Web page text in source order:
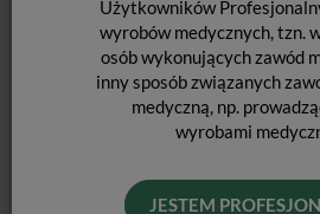
Użytkowników
wyrobów medycznych, tzn.
osób wykonujących zawód
inny sposób związanych
medyczną, np.
wyrobami
JESTEM